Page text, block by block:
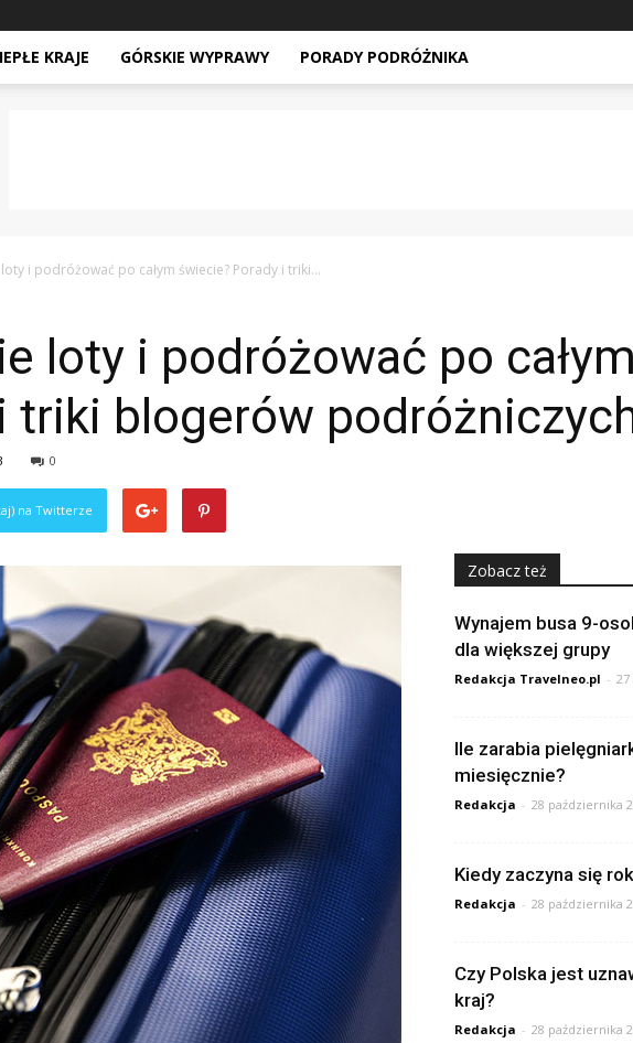
KRAJE GÓRSKIE WYPRAWY PORADY PODRÓŻNIKA
i podróżować po całym świecie? Porady i triki...
loty i podróżować po całym
triki blogerów
0
na Twitterze
Zobacz też
Wynajem busa 9-
dla większej grupy
Redakcja Travelneo.pl -
Ile zarabia
miesięcznie?
Redakcja - 28 października
Kiedy zaczyna się
Redakcja - 28 października
Czy Polska jest
kraj?
Redakcja - 28 października